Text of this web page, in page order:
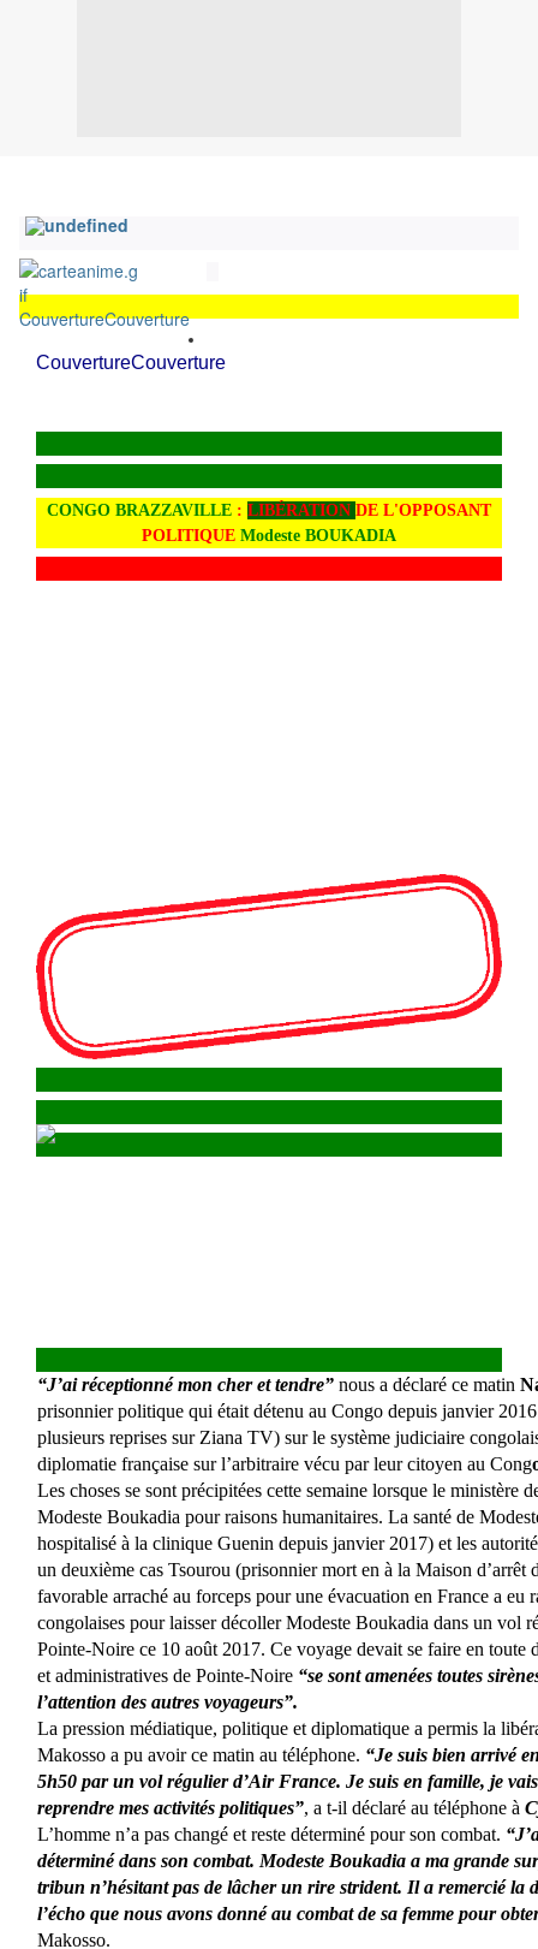
CouvertureCouverture
CouvertureCouverture
CONGO BRAZZAVILLE : LIBÉRATION DE L'OPPOSANT
POLITIQUE Modeste BOUKADIA
“J’ai réceptionné mon cher et tendre”nous a déclaré ce matin
prisonnier politique qui était détenu au Congo depuis janvier
plusieurs reprises sur Ziana TV) sur le système judiciaire
diplomatie française sur l’arbitraire vécu par leur citoyen au Cong
Les choses se sont précipitées cette semaine lorsque le ministère
Modeste Boukadia pour raisons humanitaires. La santé de
hospitalisé à la clinique Guenin depuis janvier 2017) et les
un deuxième cas Tsourou (prisonnier mort en à la Maison
favorable arraché au forceps pour une évacuation en France a eu
congolaises pour laisser décoller Modeste Boukadia dans un vol
Pointe-Noire ce 10 août 2017. Ce voyage devait se faire en toute
et administratives de Pointe-Noire “se sont amenées toutes
l’attention des autres voyageurs”.
La pression médiatique, politique et diplomatique a permis la
Makosso a pu avoir ce matin au téléphone. “Je suis bien arrivé
5h50 par un vol régulier d’Air France. Je suis en famille, je
reprendre mes activités politiques”, a t-il déclaré au téléphone à
L’homme n’a pas changé et reste déterminé pour son combat.
déterminé dans son combat. Modeste Boukadia a ma grande
tribun n’hésitant pas de lâcher un rire strident. Il a remercié la
l’écho que nous avons donné au combat de sa femme pour
Makosso.